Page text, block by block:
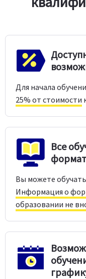
Для начала
25% от стоимости
Все
Вы можете
Информация о
образовании не